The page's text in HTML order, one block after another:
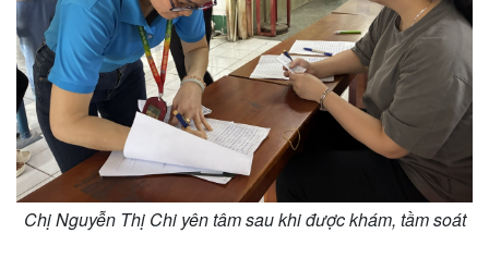
Chị Nguyễn Thị Chi yên tâm sau khi được khám, tầm soát